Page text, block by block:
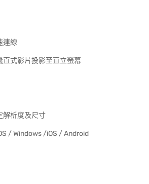
連線
式影片投影至直立螢幕
解析度及尺寸
/ Windows /iOS / Android